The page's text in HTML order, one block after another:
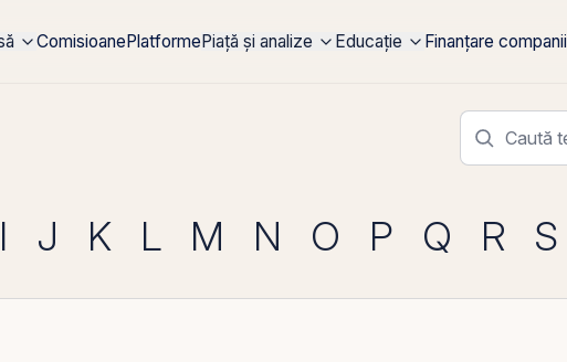
ComisioanePlatformePiață și analize Educație Finanțare companii
I J K L M N O P Q R S